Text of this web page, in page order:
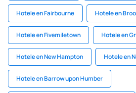
Hotele en Fairbourne Hotele en
Hotele en Fivemiletown Hotele en
Hotele en New Hampton Hotele en
Hotele en Barrow upon Humber